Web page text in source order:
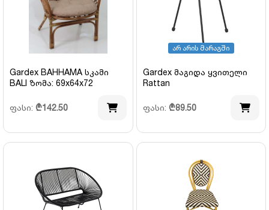
Gardex BAHHAMA სკამი
BALI ზომა: 69x64x72
ფასი: ₾142.50
არ არის მარაგში
Gardex მაგიდა ყვითელი
Rattan
ფასი: ₾89.50